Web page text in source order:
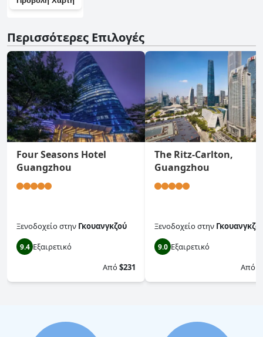
Περισσότερες Επιλογές
Four Seasons Hotel
Guangzhou
Ξενοδοχείοστην Γκουανγκζού
9.4 Εξαιρετικό
Από$231
The Ritz-Carlton,
Guangzhou
Ξενοδοχείοστην
9.0 Εξαιρετικό
Από